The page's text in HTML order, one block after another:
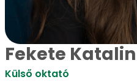
Fekete Katalin
Külső oktató